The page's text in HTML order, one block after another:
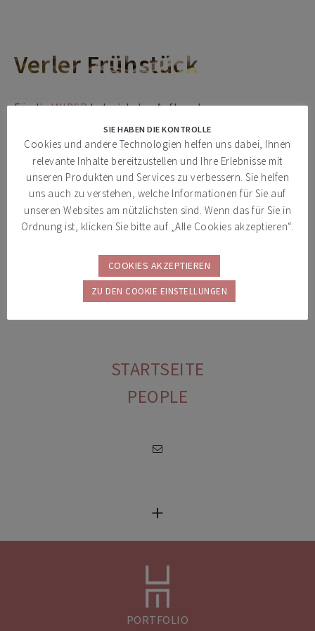
Verler Frühstück
Für dieINIBSPhabe ich den Aufbau der
Zufahrtsschutzmaßnahmen beim Verler
Frühstück fotodokumentarisch begleitet. Das
Stadtfest verwandelt die Verler Innenstadt jedes
Jahr in eine lange Frühstückstafel, an der rund
2.000 Gäste gemeinsam zusammenkommen.
Meine fotografische Dokumentation zeigt die
Vorbereitung der Sicherheitsmaßnahmen im
Veranstaltungskultur, Stadtleben und präventiver
STARTSEITE
PEOPLE
PORTFOLIO
SIE HABEN DIE KONTROLLE
Cookies und andere Technologien helfen uns dabei, Ihnen
relevante Inhalte bereitzustellen und Ihre Erlebnisse mit
unseren Produkten und Services zu verbessern. Sie helfen
uns auch zu verstehen, welche Informationen für Sie auf
unseren Websites am nützlichsten sind. Wenn das für Sie in
Ordnung ist, klicken Sie bitte auf „Alle Cookies akzeptieren“.
COOKIES AKZEPTIEREN
ZU DEN COOKIE EINSTELLUNGEN